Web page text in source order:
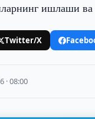
ишлаши
Twitter/X
· 08:00